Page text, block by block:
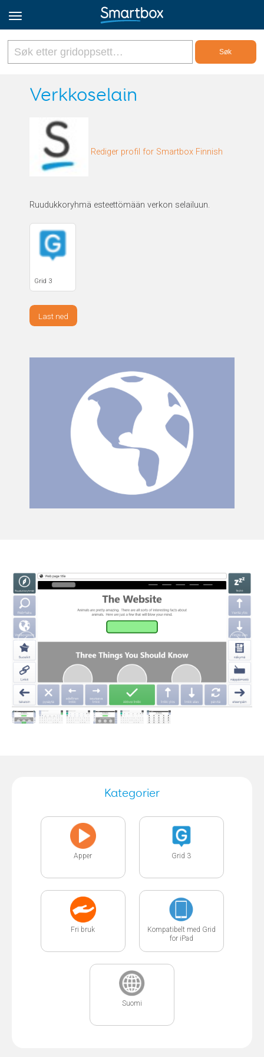
Online Grids
Registrer deg
Verkkoselain
Rediger profil for Smartbox Finnish
Ruudukkoryhmä esteettömään verkon selailuun.
Grid 3
Last ned
Kategorier
Apper Grid 3
Fri bruk
Kompatibelt med Grid
for iPad
Suomi